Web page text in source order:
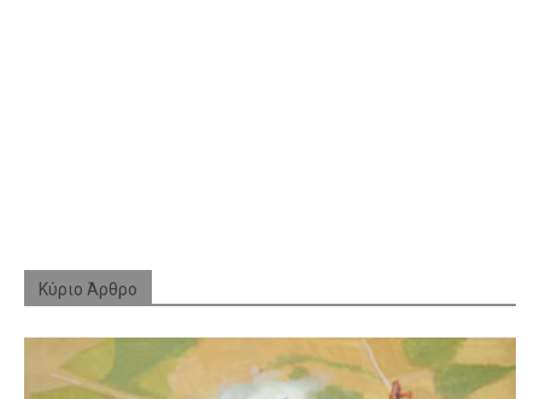
Κύριο Άρθρο